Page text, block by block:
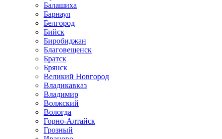
Балашиха
Барнаул
Белгород
Бийск
Биробиджан
Благовещенск
Братск
Брянск
Великий Новгород
Владикавказ
Владимир
Волжский
Вологда
Горно-Алтайск
Грозный